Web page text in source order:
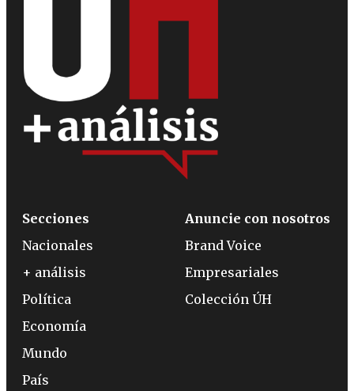
Secciones
Nacionales
+ análisis
Política
Economía
Mundo
País
Anuncie con nosotros
Brand Voice
Empresariales
Colección ÚH